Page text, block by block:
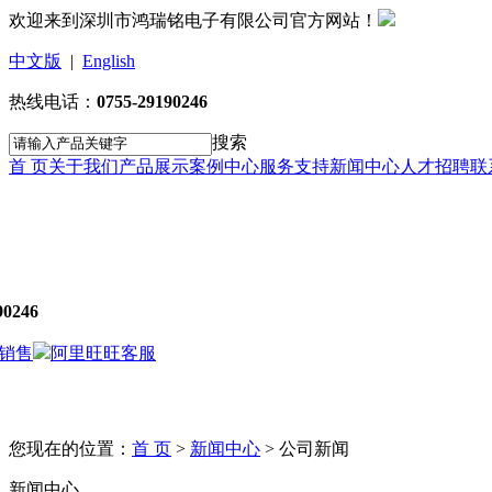
欢迎来到深圳市鸿瑞铭电子有限公司官方网站！
中文版 | English
热线电话： 0755-29190246
搜索
首 页关于我们产品展示案例中心服务支持新闻中心人才招聘联
您现在的位置： 首 页 > 新闻中心 > 公司新闻
售 阿里旺旺客服